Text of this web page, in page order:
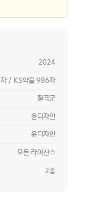
2024
/ KS약물 986자
칠곡군
윤디자인
윤디자인
모든 라이선스
2종